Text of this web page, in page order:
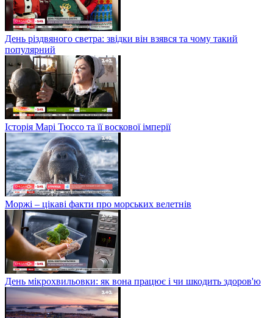
День різдвяного светра: звідки він взявся та чому такий
популярний
Історія Марі Тюссо та її воскової імперії
Моржі – цікаві факти про морських велетнів
День мікрохвильовки: як вона працює і чи шкодить здоров'ю